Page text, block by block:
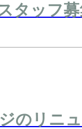
タッフ募
のリニ